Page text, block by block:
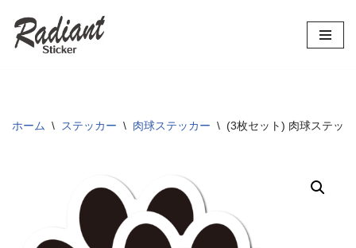
コ
ツ
ホーム \ ステッカー \ 肉球ステッカー \ (3枚セット) 肉球ステッ